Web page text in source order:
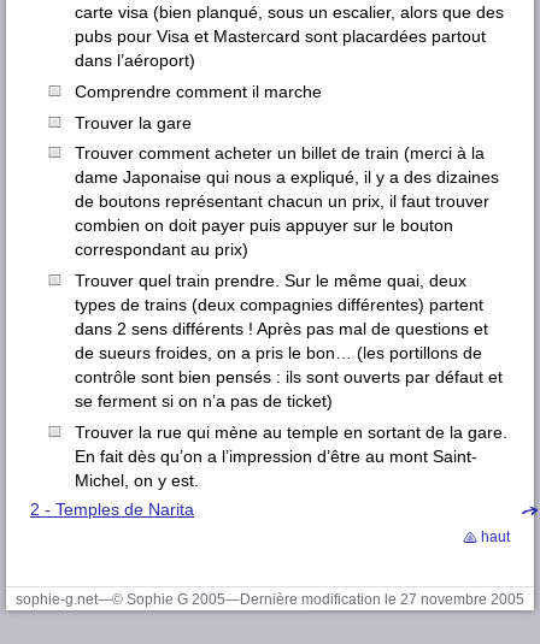
carte visa (bien planqué, sous un escalier, alors que des
pubs pour Visa et Mastercard sont placardées partout
dans l’aéroport)
Comprendre comment il marche
Trouver la gare
Trouver comment acheter un billet de train (merci à la
dame Japonaise qui nous a expliqué, il y a des dizaines
de boutons représentant chacun un prix, il faut trouver
combien on doit payer puis appuyer sur le bouton
correspondant au prix)
Trouver quel train prendre. Sur le même quai, deux
types de trains (deux compagnies différentes) partent
dans 2 sens différents ! Après pas mal de questions et
de sueurs froides, on a pris le bon… (les portillons de
contrôle sont bien pensés : ils sont ouverts par défaut et
se ferment si on n’a pas de ticket)
Trouver la rue qui mène au temple en sortant de la gare.
En fait dès qu’on a l’impression d’être au mont Saint-
Michel, on y est.
2 - Temples de Narita
haut
sophie-g.net—© Sophie G 2005—Dernière modification le 27 novembre 2005